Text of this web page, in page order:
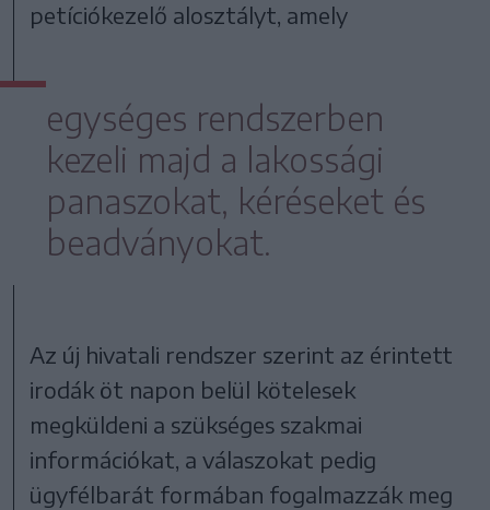
petíciókezelő alosztályt, amely
egységes rendszerben
kezeli majd a lakossági
panaszokat, kéréseket és
beadványokat.
Az új hivatali rendszer szerint az érintett
irodák öt napon belül kötelesek
megküldeni a szükséges szakmai
információkat, a válaszokat pedig
ügyfélbarát formában fogalmazzák meg